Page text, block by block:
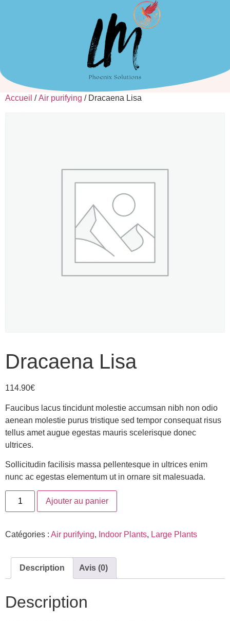
Accueil /Air purifying / Dracaena Lisa
Dracaena Lisa
114.90€
Faucibus lacus tincidunt molestie accumsan nibh non odio
aenean molestie purus tristique sed tempor consequat risus
tellus amet augue egestas mauris scelerisque donec
ultrices.
Sollicitudin facilisis massa pellentesque in ultrices enim
nunc ac egestas elementum ut in ornare sit malesuada.
Ajouter au panier
Catégories : Air purifying, Indoor Plants, Large Plants
Description Avis (0)
Description